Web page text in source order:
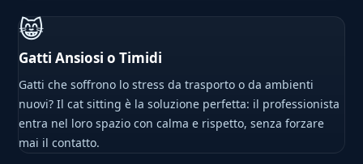
😸
Gatti Ansiosi o Timidi
Gatti che soffrono lo stress da trasporto o da ambienti
nuovi? Il cat sitting è la soluzione perfetta: il professionista
entra nel loro spazio con calma e rispetto, senza forzare
mai il contatto.